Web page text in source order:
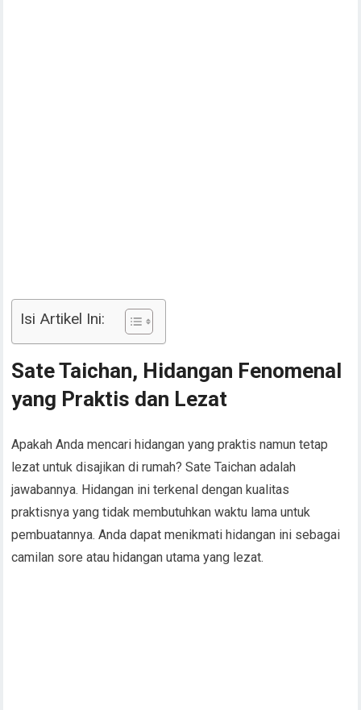
Isi Artikel Ini:
Sate Taichan, Hidangan Fenomenal
yang Praktis dan Lezat
Apakah Anda mencari hidangan yang praktis namun tetap
lezat untuk disajikan di rumah? Sate Taichan adalah
jawabannya. Hidangan ini terkenal dengan kualitas
praktisnya yang tidak membutuhkan waktu lama untuk
pembuatannya. Anda dapat menikmati hidangan ini sebagai
camilan sore atau hidangan utama yang lezat.